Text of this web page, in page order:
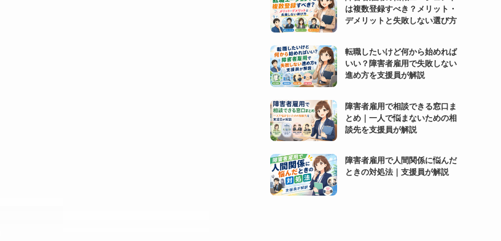
は複数登録すべき？メリット・
デメリットと失敗しない選び方
転職したいけど何から始めれば
いい？障害者雇用で失敗しない
進め方を支援員が解説
障害者雇用で相談できる窓口ま
とめ｜一人で悩まないための相
談先を支援員が解説
障害者雇用で人間関係に悩んだ
ときの対処法｜支援員が解説